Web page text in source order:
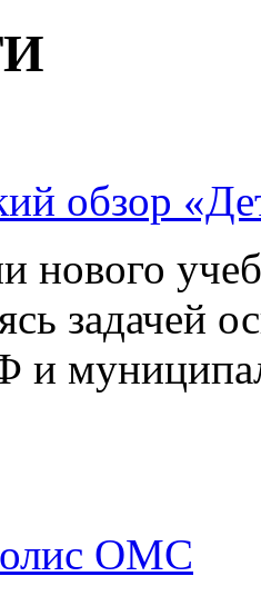
обзор
нового
задачей
и
ОМС